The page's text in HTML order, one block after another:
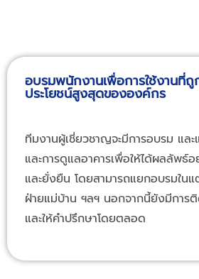
อบรมพนักงานเพื่อการใช้งานที่
ประโยชน์สูงสุดขององค์กร
ทีมงานผู้เชี่ยวชาญจะมีการอบรม และ
และการดูแลอาคารเพื่อให้ได้ผลลัพธ์
และยั่งยืน โดยสามารถแยกอบรมใน
ฝ่ายแม่บ้าน ฯลฯ นอกจากนี้ยังมีการ
และให้คำปรึกษาโดยตลอด